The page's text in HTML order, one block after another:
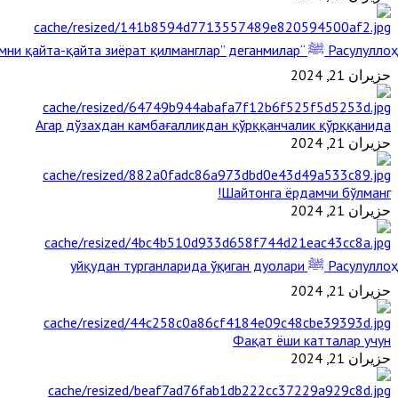
Расулуллоҳ ﷺ “Қабримни қайта-қайта зиёрат қилманглар” деганмилар?
حزيران 21, 2024
Агар дўзахдан камбағалликдан қўрққанчалик қўрққанида
حزيران 21, 2024
Шайтонга ёрдамчи бўлманг!
حزيران 21, 2024
Расулуллоҳ ﷺ уйқудан турганларида ўқиган дуолари
حزيران 21, 2024
Фақат ёши катталар учун
حزيران 21, 2024